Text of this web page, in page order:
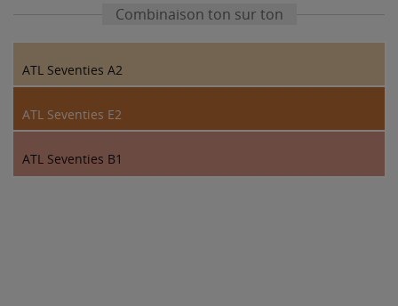
Combinaison ton sur ton
ATL Seventies A2
ATL Seventies E2
ATL Seventies B1